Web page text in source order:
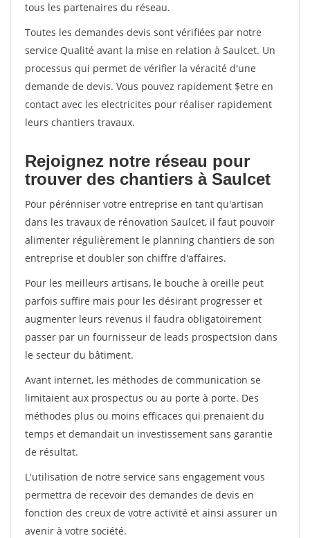
tous les partenaires du réseau.
Toutes les demandes devis sont vérifiées par notre
service Qualité avant la mise en relation à Saulcet. Un
processus qui permet de vérifier la véracité d'une
demande de devis. Vous pouvez rapidement $etre en
contact avec les electricites pour réaliser rapidement
leurs chantiers travaux.
Rejoignez notre réseau pour
trouver des chantiers à Saulcet
Pour pérénniser votre entreprise en tant qu'artisan
dans les travaux de rénovation Saulcet, il faut pouvoir
alimenter régulièrement le planning chantiers de son
entreprise et doubler son chiffre d'affaires.
Pour les meilleurs artisans, le bouche à oreille peut
parfois suffire mais pour les désirant progresser et
augmenter leurs revenus il faudra obligatoirement
passer par un fournisseur de leads prospectsion dans
le secteur du bâtiment.
Avant internet, les méthodes de communication se
limitaient aux prospectus ou au porte à porte. Des
méthodes plus ou moins efficaces qui prenaient du
temps et demandait un investissement sans garantie
de résultat.
L'utilisation de notre service sans engagement vous
permettra de recevoir des demandes de devis en
fonction des creux de votre activité et ainsi assurer un
avenir à votre société.